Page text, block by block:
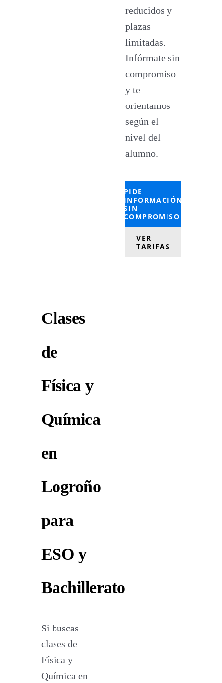
reducidos y
plazas
limitadas.
Infórmate sin
compromiso
y te
orientamos
según el
nivel del
alumno.
PIDE
INFORMACIÓN
SIN
COMPROMISO
VER
TARIFAS
Clases
de
Física y
Química
en
Logroño
para
ESO y
Bachillerato
Si buscas
clases de
Física y
Química en